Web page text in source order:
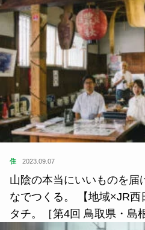
住 2023.09.07
山陰の本当にいいものを届
なでつくる。 【地域×JR西
タチ。［第4回 鳥取県・島